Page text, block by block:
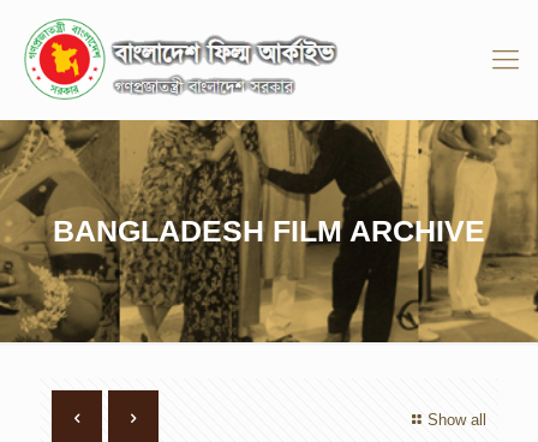
BANGLADESH FILM ARCHIVE
Show all